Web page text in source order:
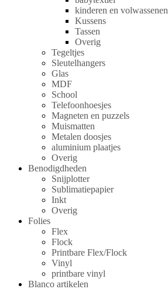
kinderen en volwassenen
Kussens
Tassen
Overig
Tegeltjes
Sleutelhangers
Glas
MDF
School
Telefoonhoesjes
Magneten en puzzels
Muismatten
Metalen doosjes
aluminium plaatjes
Overig
Benodigdheden
Snijplotter
Sublimatiepapier
Inkt
Overig
Folies
Flex
Flock
Printbare Flex/Flock
Vinyl
printbare vinyl
Blanco artikelen